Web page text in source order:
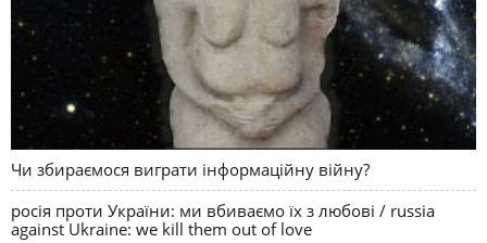
Чи збираємося виграти інформаційну війну?
росія проти України: ми вбиваємо їх з любові / russia
against Ukraine: we kill them out of love